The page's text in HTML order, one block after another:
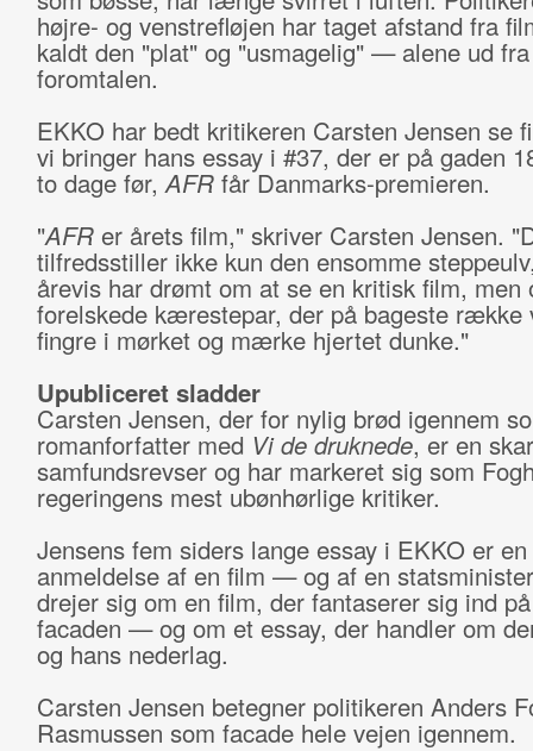
højre- og venstrefløjen har taget afstand fra
kaldt den "plat" og "usmagelig" — alene ud fra
foromtalen.
EKKO har bedt kritikeren Carsten Jensen se
vi bringer hans essay i #37, der er på gaden
to dage før,AFR får Danmarks-premieren.
"AFRer årets film," skriver Carsten Jensen.
tilfredsstiller ikke kun den ensomme
årevis har drømt om at se en kritisk film, men
forelskede kærestepar, der på bageste række
fingre i mørket og mærke hjertet dunke."
Upubliceret sladder
Carsten Jensen, der for nylig brød igennem
romanforfatter med Vi de druknede, er en
samfundsrevser og har markeret sig som
regeringens mest ubønhørlige kritiker.
Jensens fem siders lange essay i EKKO er en
anmeldelse af en film — og af en
drejer sig om en film, der fantaserer sig ind
facaden — og om et essay, der handler om
og hans nederlag.
Carsten Jensen betegner politikeren Anders
Rasmussen som facade hele vejen igennem.